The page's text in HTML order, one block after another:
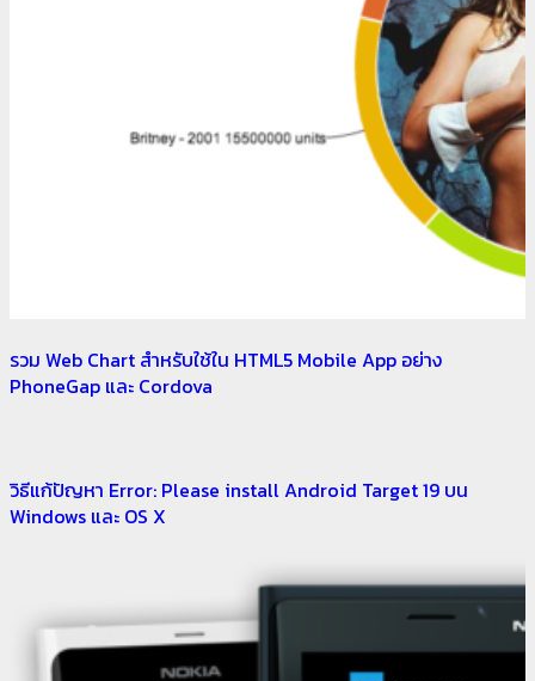
รวม Web Chart สำหรับใช้ใน HTML5 Mobile App อย่าง
PhoneGap และ Cordova
วิธีแก้ปัญหา Error: Please install Android Target 19 บน
Windows และ OS X